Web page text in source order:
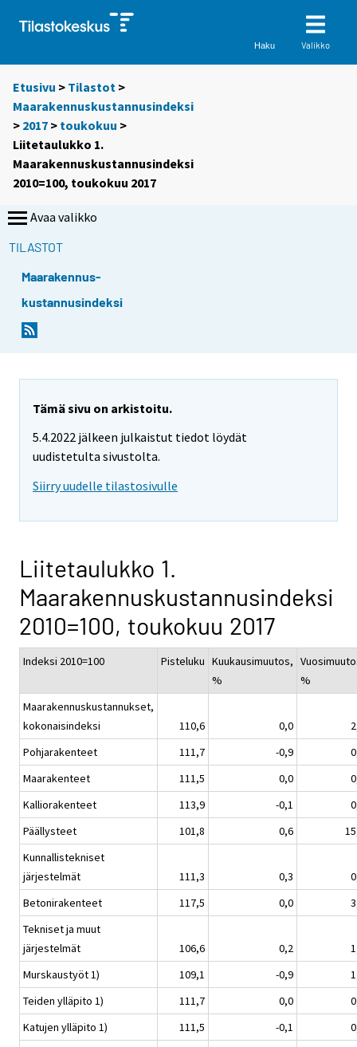
Haku Valikko
Etusivu > Tilastot >
Maarakennuskustannusindeksi
> 2017 > toukokuu >
Liitetaulukko 1.
Maarakennuskustannusindeksi
2010=100, toukokuu 2017
Avaa valikko
TILASTOT
Maarakennus-
kustannusindeksi
Tämä sivu on arkistoitu.
5.4.2022 jälkeen julkaistut tiedot löydät
uudistetulta sivustolta.
Siirry uudelle tilastosivulle
Liitetaulukko 1.
Maarakennuskustannusindeksi
2010=100, toukokuu 2017
Indeksi 2010=100 Pisteluku Kuukausimuutos,
%
%
Maarakennuskustannukset,
kokonaisindeksi
110,6 0,0
Pohjarakenteet
111,7 -0,9
Maarakenteet
111,5 0,0
Kalliorakenteet
113,9 -0,1
Päällysteet
101,8 0,6
Kunnallistekniset
järjestelmät
111,3 0,3
Betonirakenteet
117,5 0,0
Tekniset ja muut
järjestelmät
106,6 0,2
Murskaustyöt 1)
109,1 -0,9
Teiden ylläpito 1)
111,7 0,0
Katujen ylläpito 1)
111,5 -0,1